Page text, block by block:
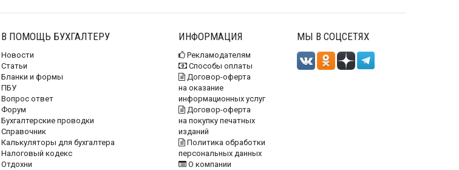
В ПОМОЩЬ БУХГАЛТЕРУ
Новости
Статьи
Бланки и формы
ПБУ
Вопрос ответ
Форум
Бухгалтерские проводки
Справочник
Калькуляторы для бухгалтера
Налоговый кодекс
Отдохни
ИНФОРМАЦИЯ
Рекламодателям
Способы оплаты
Договор-оферта
на оказание
информационных услуг
Договор-оферта
на покупку печатных
изданий
Политика обработки
персональных данных
О компании
МЫ В СОЦСЕТЯХ